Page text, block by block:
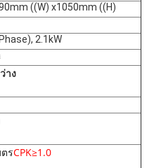
((W) x1050mm ((H)
2.1kW
าง
รCPK≥1.0